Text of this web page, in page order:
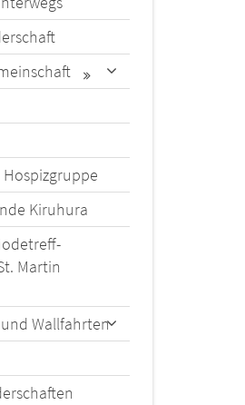
Kiruhura
Martin
Wallfahrten